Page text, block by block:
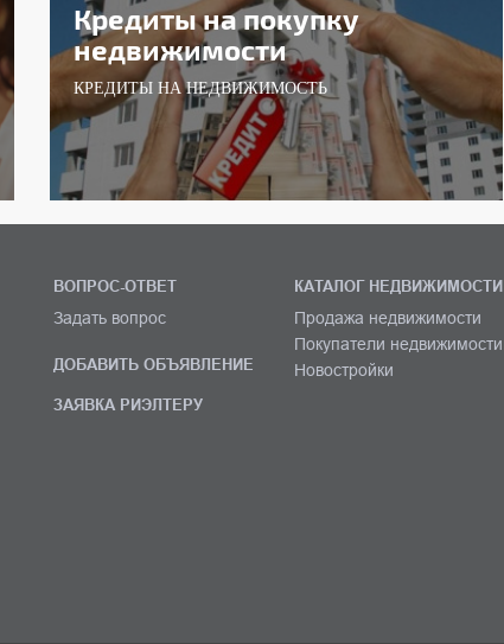
Кредиты на покупку
недвижимости
КРЕДИТЫ НА НЕДВИЖИМОСТЬ
ВОПРОС-ОТВЕТ
Задать вопрос
ДОБАВИТЬ ОБЪЯВЛЕНИЕ
ЗАЯВКА РИЭЛТЕРУ
КАТАЛОГ НЕДВИЖИМОСТИ
Продажа недвижимости
Покупатели недвижимости
Новостройки